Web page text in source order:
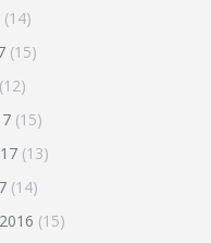
(14)
(15)
(12)
(15)
(13)
(14)
(15)